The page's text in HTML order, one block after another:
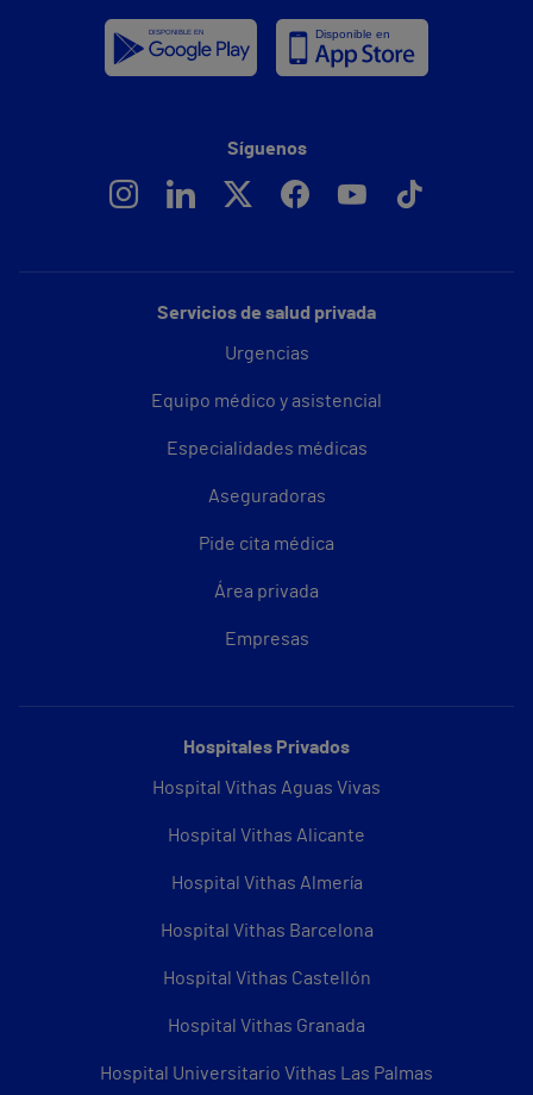
Servicios de salud privada
Urgencias
Equipo médico y asistencial
Especialidades médicas
Aseguradoras
Pide cita médica
Área privada
Empresas
Hospitales Privados
Hospital Vithas Aguas Vivas
Hospital Vithas Alicante
Hospital Vithas Almería
Hospital Vithas Barcelona
Hospital Vithas Castellón
Hospital Vithas Granada
Hospital Universitario Vithas Las Palmas
Síguenos